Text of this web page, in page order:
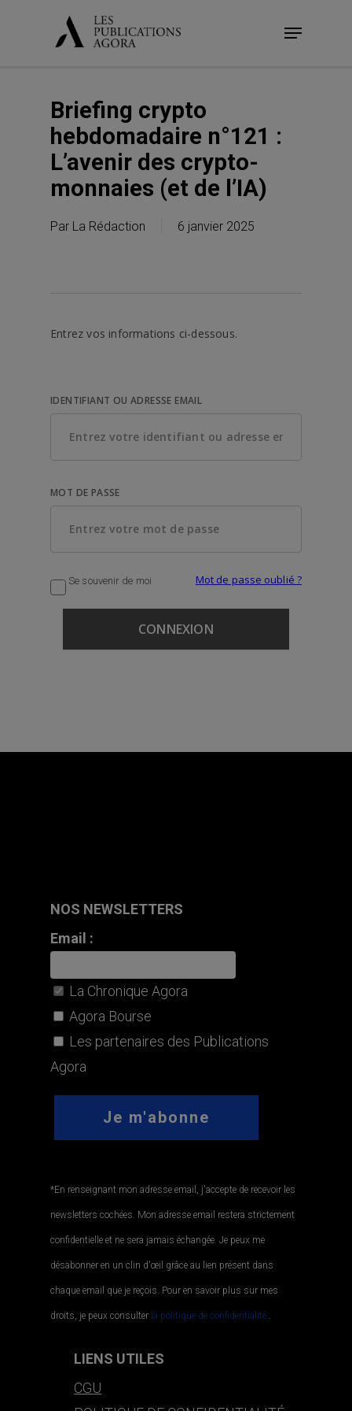
Menu
Briefing crypto
hebdomadaire n°121 :
L’avenir des crypto-
monnaies (et de l’IA)
Par La Rédaction 6 janvier 2025
Entrez vos informations ci-dessous.
IDENTIFIANT OU ADRESSE EMAIL
MOT DE PASSE
Se souvenir de moi Mot de passe oublié ?
NOS NEWSLETTERS
Email :
La Chronique Agora
Agora Bourse
Les partenaires des Publications
Agora
*En renseignant mon adresse email, j'accepte de recevoir les
newsletters cochées. Mon adresse email restera strictement
confidentielle et ne sera jamais échangée. Je peux me
désabonner en un clin d'œil grâce au lien présent dans
chaque email que je reçois. Pour en savoir plus sur mes
droits, je peux consulter la politique de confidentialité..
LIENS UTILES
CGU